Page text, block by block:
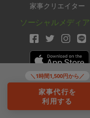
＼1時間1,500円から／
家事代行を
利用する
家事クリエイター
ソーシャルメディア